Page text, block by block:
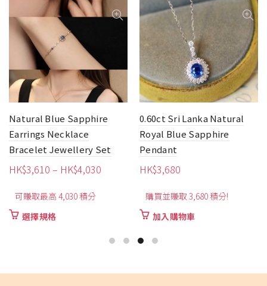
Natural Blue Sapphire
Earrings Necklace
Bracelet Jewellery Set
HK$3,610 – HK$4,030
到
可賺取最高 4,030 積分
選擇規格此
0.60ct Sri Lanka Natural
Royal Blue Sapphire
Pendant
HK$3,680
購買並賺取 3,680 積分!
加入購物車